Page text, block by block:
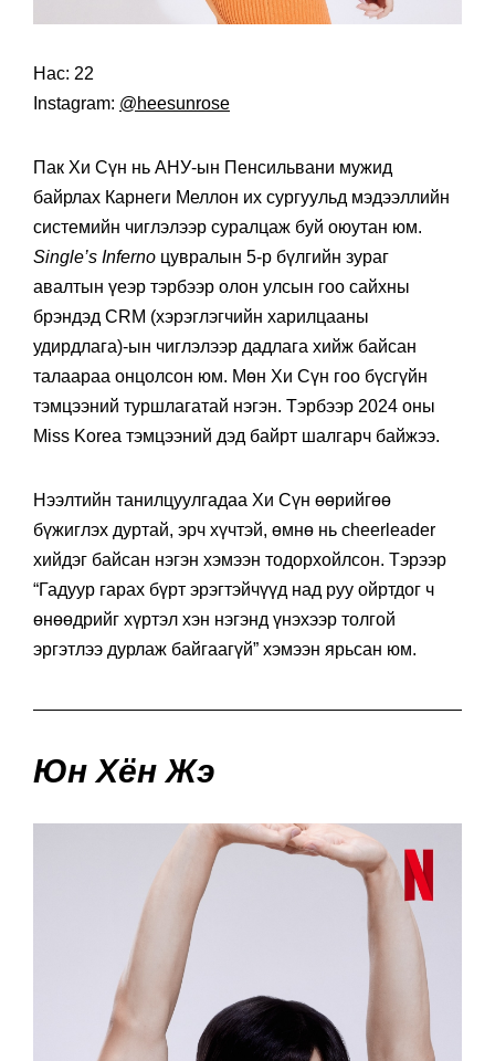
Нас: 22
Instagram: @heesunrose
Пак Хи Сүн нь АНУ-ын Пенсильвани мужид
байрлах Карнеги Меллон их сургуульд мэдээллийн
системийн чиглэлээр суралцаж буй оюутан юм.
Single’s Inferno цувралын 5-р бүлгийн зураг
авалтын үеэр тэрбээр олон улсын гоо сайхны
брэндэд CRM (хэрэглэгчийн харилцааны
удирдлага)-ын чиглэлээр дадлага хийж байсан
талаараа онцолсон юм. Мөн Хи Сүн гоо бүсгүйн
тэмцээний туршлагатай нэгэн. Тэрбээр 2024 оны
Miss Korea тэмцээний дэд байрт шалгарч байжээ.
Нээлтийн танилцуулгадаа Хи Сүн өөрийгөө
бүжиглэх дуртай, эрч хүчтэй, өмнө нь cheerleader
хийдэг байсан нэгэн хэмээн тодорхойлсон. Тэрээр
“Гадуур гарах бүрт эрэгтэйчүүд над руу ойртдог ч
өнөөдрийг хүртэл хэн нэгэнд үнэхээр толгой
эргэтлээ дурлаж байгаагүй” хэмээн ярьсан юм.
Юн Хён Жэ